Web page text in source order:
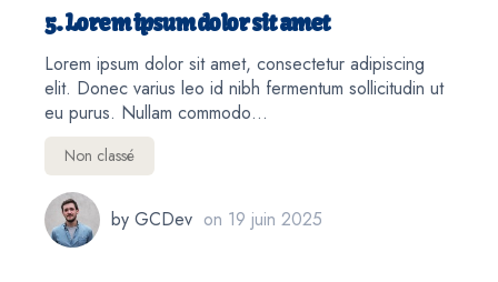
5. Lorem ipsum dolor sit amet
Non classé
Lorem ipsum dolor sit amet, consectetur adipiscing
elit. Donec varius leo id nibh fermentum sollicitudin ut
eu purus. Nullam commodo…
by GCDev on 19 juin 2025